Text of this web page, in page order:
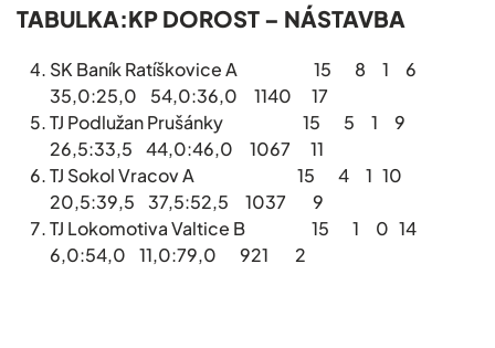
TABULKA:KP DOROST – NÁSTAVBA
SK Baník Ratíškovice A 15 8 1 6
35,0:25,0 54,0:36,0 1140 17
TJ Podlužan Prušánky 15 5 1 9
26,5:33,5 44,0:46,0 1067 11
TJ Sokol Vracov A 15 4 1 10
20,5:39,5 37,5:52,5 1037 9
TJ Lokomotiva Valtice B 15 1 0 14
6,0:54,0 11,0:79,0 921 2